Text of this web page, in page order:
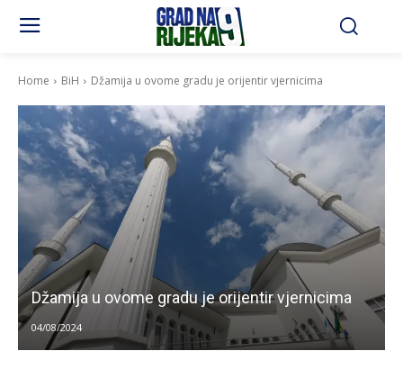
Home BiH Džamija u ovome gradu je orijentir vjernicima
Džamija u ovome gradu je orijentir vjernicima
04/08/2024